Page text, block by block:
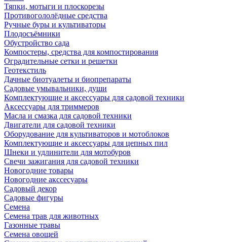
Тяпки, мотыги и плоскорезы
Противогололёдные средства
Ручные буры и культиваторы
Плодосъёмники
Обустройство сада
Компостеры, средства для компостирования
Оградительные сетки и решетки
Геотекстиль
Дачные биотуалеты и биопрепараты
Садовые умывальники, души
Комплектующие и аксессуары для садовой техники
Аксессуары для триммеров
Масла и смазка для садовой техники
Двигатели для садовой техники
Оборудование для культиваторов и мотоблоков
Комплектующие и аксессуары для цепных пил
Шнеки и удлинители для мотобуров
Свечи зажигания для садовой техники
Новогодние товары
Новогодние акссесуары
Садовый декор
Садовые фигуры
Семена
Семена трав для животных
Газонные травы
Семена овощей